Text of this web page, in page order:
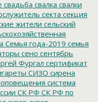
свадьба свалка свалки
секта секция
жители сельский
Семья года-2019 семья
сено сентябрь
Фургал сертификат
СИЗО сирена
система
СК РФ СК РФ по